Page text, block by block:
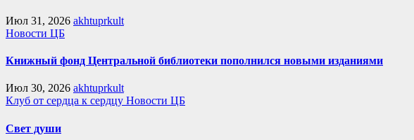
Июл 31, 2026 akhtuprkult
Новости ЦБ
Книжный фонд Центральной библиотеки пополнился новыми изданиями
Июл 30, 2026 akhtuprkult
Клуб от сердца к сердцу Новости ЦБ
Свет души